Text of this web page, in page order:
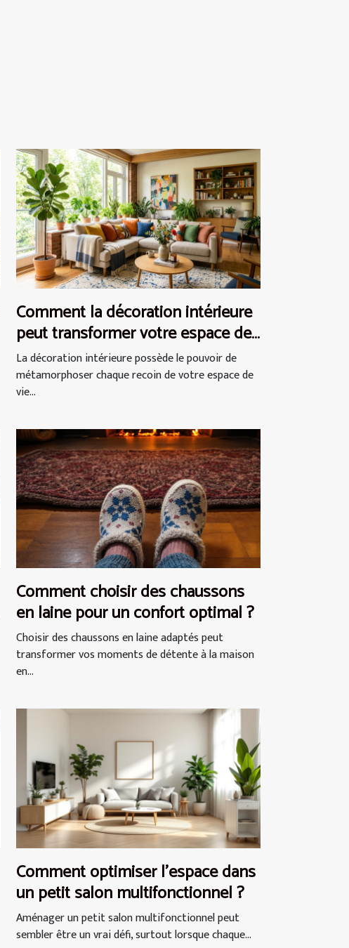
Comment la décoration intérieure
peut transformer votre espace de
vie ?
La décoration intérieure possède le pouvoir de
métamorphoser chaque recoin de votre espace de
vie...
Comment choisir des chaussons
en laine pour un confort optimal ?
Choisir des chaussons en laine adaptés peut
transformer vos moments de détente à la maison
en...
Comment optimiser l'espace dans
un petit salon multifonctionnel ?
Aménager un petit salon multifonctionnel peut
sembler être un vrai défi, surtout lorsque chaque...